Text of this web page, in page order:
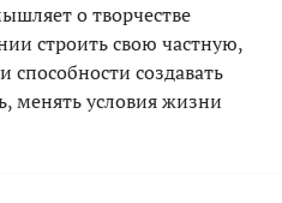
о творчестве
строить свою частную,
создавать
менять условия жизни